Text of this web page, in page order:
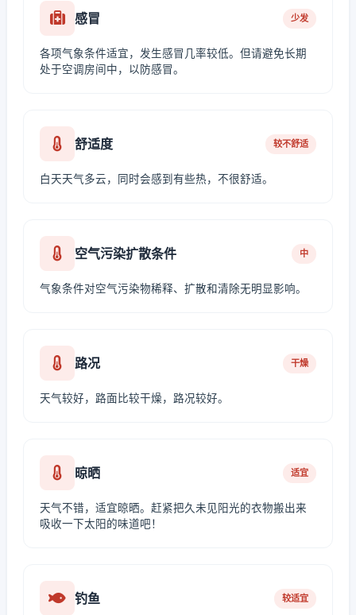
感冒 少发
各项气象条件适宜，发生感冒几率较低。但请避免长期
处于空调房间中，以防感冒。
舒适度 较不舒适
白天天气多云，同时会感到有些热，不很舒适。
空气污染扩散条件 中
气象条件对空气污染物稀释、扩散和清除无明显影响。
路况 干燥
天气较好，路面比较干燥，路况较好。
晾晒 适宜
天气不错，适宜晾晒。赶紧把久未见阳光的衣物搬出来
吸收一下太阳的味道吧！
钓鱼 较适宜